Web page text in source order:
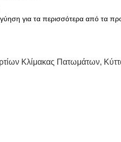
για τα περισσότερα από τα
Κλίμακας Πατωμάτων,